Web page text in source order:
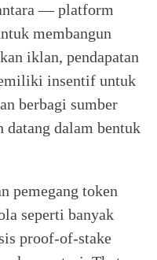
— platform
membangun
iklan, pendapatan
insentif untuk
berbagi sumber
datang dalam bentuk
pemegang token
seperti banyak
proof-of-stake